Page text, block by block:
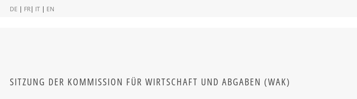
DE | FR| IT | EN
SITZUNG DER KOMMISSION FÜR WIRTSCHAFT UND ABGABEN (WAK)